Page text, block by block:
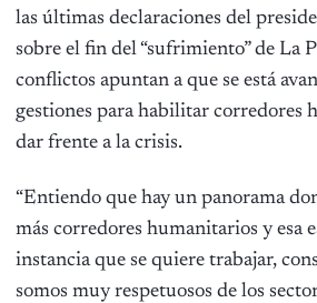
las últimas declaraciones del
sobre el fin del “sufrimiento” de La
conflictos apuntan a que se está
gestiones para habilitar corredores
dar frente a la crisis.
“Entiendo que hay un panorama
más corredores humanitarios y esa
instancia que se quiere trabajar,
somos muy respetuosos de los